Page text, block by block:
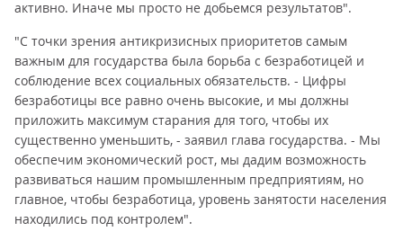
активно. Иначе мы просто не добьемся результатов".
"С точки зрения антикризисных приоритетов самым
важным для государства была борьба с безработицей и
соблюдение всех социальных обязательств. - Цифры
безработицы все равно очень высокие, и мы должны
приложить максимум старания для того, чтобы их
существенно уменьшить, - заявил глава государства. - Мы
обеспечим экономический рост, мы дадим возможность
развиваться нашим промышленным предприятиям, но
главное, чтобы безработица, уровень занятости населения
находились под контролем".